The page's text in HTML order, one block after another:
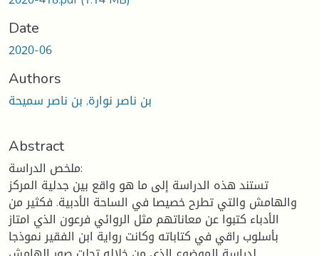
Date
2020-06
Authors
بن ناصر نوارة, بن ناصر سميحة
Abstract
ملخص الدراسة:
تستند هذه الدراسة إلى ما هو واقع بين جدلية المركز
والهامش والتي تطرح خصيصا في الساحة الأدبية. فكثير من
الأدباء كتبوا عن معاناتهم مثل الروائي فرعون الذي امتاز
بأسلوب راقي في كتاباته وكانت رواية ابن الفقير نموذجا